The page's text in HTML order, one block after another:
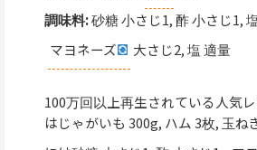
調味料:砂糖 小さじ1, 酢 小さじ1,
マヨネーズ
大さじ2, 塩 適量
100万回以上再生されている人気
はじゃがいも 300g, ハム 3枚, 玉ね